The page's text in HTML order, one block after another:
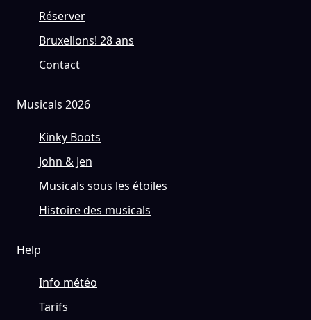
Réserver
Bruxellons! 28 ans
Contact
Musicals 2026
Kinky Boots
John & Jen
Musicals sous les étoiles
Histoire des musicals
Help
Info météo
Tarifs